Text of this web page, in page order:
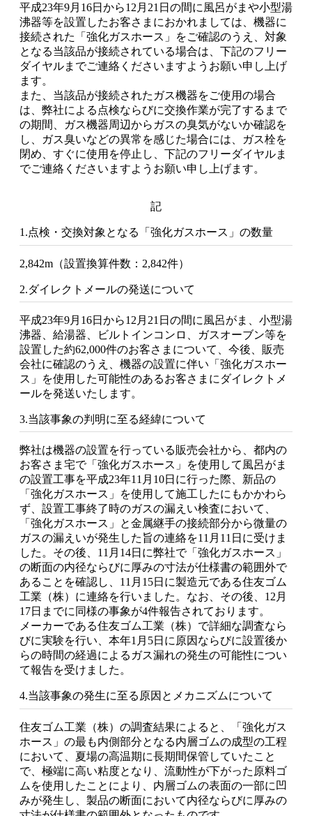
平成23年9月16日から12月21日の間に風呂がまや小型湯
沸器等を設置したお客さまにおかれましては、機器に
接続された「強化ガスホース」をご確認のうえ、対象
となる当該品が接続されている場合は、下記のフリー
ダイヤルまでご連絡くださいますようお願い申し上げ
ます。
また、当該品が接続されたガス機器をご使用の場合
は、弊社による点検ならびに交換作業が完了するまで
の期間、ガス機器周辺からガスの臭気がないか確認を
し、ガス臭いなどの異常を感じた場合には、ガス栓を
閉め、すぐに使用を停止し、下記のフリーダイヤルま
でご連絡くださいますようお願い申し上げます。
記
1.点検・交換対象となる「強化ガスホース」の数量
2,842m（設置換算件数：2,842件）
2.ダイレクトメールの発送について
平成23年9月16日から12月21日の間に風呂がま、小型湯
沸器、給湯器、ビルトインコンロ、ガスオーブン等を
設置した約62,000件のお客さまについて、今後、販売
会社に確認のうえ、機器の設置に伴い「強化ガスホー
ス」を使用した可能性のあるお客さまにダイレクトメ
ールを発送いたします。
3.当該事象の判明に至る経緯について
弊社は機器の設置を行っている販売会社から、都内の
お客さま宅で「強化ガスホース」を使用して風呂がま
の設置工事を平成23年11月10日に行った際、新品の
「強化ガスホース」を使用して施工したにもかかわら
ず、設置工事終了時のガスの漏えい検査において、
「強化ガスホース」と金属継手の接続部分から微量の
ガスの漏えいが発生した旨の連絡を11月11日に受けま
した。その後、11月14日に弊社で「強化ガスホース」
の断面の内径ならびに厚みの寸法が仕様書の範囲外で
あることを確認し、11月15日に製造元である住友ゴム
工業（株）に連絡を行いました。なお、その後、12月
17日までに同様の事象が4件報告されております。
メーカーである住友ゴム工業（株）で詳細な調査なら
びに実験を行い、本年1月5日に原因ならびに設置後か
らの時間の経過によるガス漏れの発生の可能性につい
て報告を受けました。
4.当該事象の発生に至る原因とメカニズムについて
住友ゴム工業（株）の調査結果によると、「強化ガス
ホース」の最も内側部分となる内層ゴムの成型の工程
において、夏場の高温期に長期間保管していたこと
で、極端に高い粘度となり、流動性が下がった原料ゴ
ムを使用したことにより、内層ゴムの表面の一部に凹
みが発生し、製品の断面において内径ならびに厚みの